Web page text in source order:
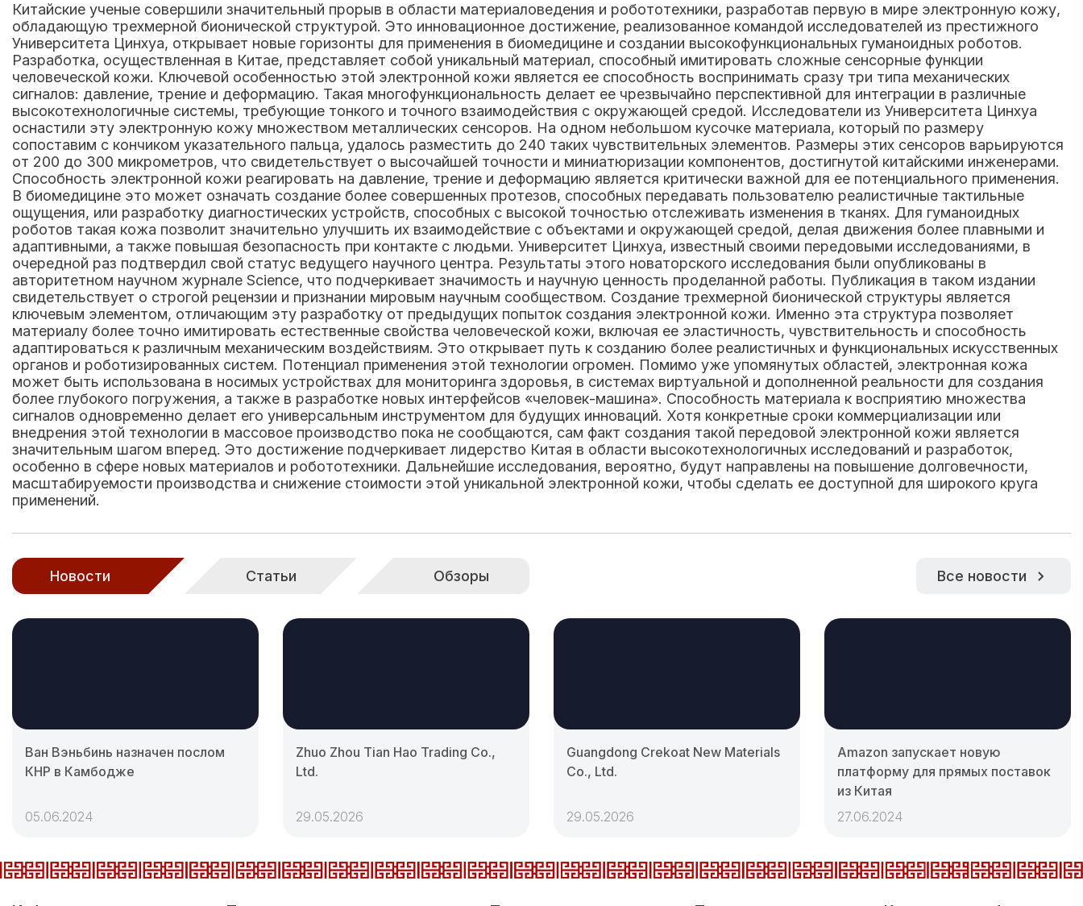
Китайские ученые совершили значительный прорыв в области материаловедения и робототехники, разработав первую в мире электронную кожу,
обладающую трехмерной бионической структурой. Это инновационное достижение, реализованное командой исследователей из престижного
Университета Цинхуа, открывает новые горизонты для применения в биомедицине и создании высокофункциональных гуманоидных роботов.
Разработка, осуществленная в Китае, представляет собой уникальный материал, способный имитировать сложные сенсорные функции
человеческой кожи. Ключевой особенностью этой электронной кожи является ее способность воспринимать сразу три типа механических
сигналов: давление, трение и деформацию. Такая многофункциональность делает ее чрезвычайно перспективной для интеграции в различные
высокотехнологичные системы, требующие тонкого и точного взаимодействия с окружающей средой. Исследователи из Университета Цинхуа
оснастили эту электронную кожу множеством металлических сенсоров. На одном небольшом кусочке материала, который по размеру
сопоставим с кончиком указательного пальца, удалось разместить до 240 таких чувствительных элементов. Размеры этих сенсоров варьируются
от 200 до 300 микрометров, что свидетельствует о высочайшей точности и миниатюризации компонентов, достигнутой китайскими инженерами.
Способность электронной кожи реагировать на давление, трение и деформацию является критически важной для ее потенциального применения.
В биомедицине это может означать создание более совершенных протезов, способных передавать пользователю реалистичные тактильные
ощущения, или разработку диагностических устройств, способных с высокой точностью отслеживать изменения в тканях. Для гуманоидных
роботов такая кожа позволит значительно улучшить их взаимодействие с объектами и окружающей средой, делая движения более плавными и
адаптивными, а также повышая безопасность при контакте с людьми. Университет Цинхуа, известный своими передовыми исследованиями, в
очередной раз подтвердил свой статус ведущего научного центра. Результаты этого новаторского исследования были опубликованы в
авторитетном научном журнале Science, что подчеркивает значимость и научную ценность проделанной работы. Публикация в таком издании
свидетельствует о строгой рецензии и признании мировым научным сообществом. Создание трехмерной бионической структуры является
ключевым элементом, отличающим эту разработку от предыдущих попыток создания электронной кожи. Именно эта структура позволяет
материалу более точно имитировать естественные свойства человеческой кожи, включая ее эластичность, чувствительность и способность
адаптироваться к различным механическим воздействиям. Это открывает путь к созданию более реалистичных и функциональных искусственных
органов и роботизированных систем. Потенциал применения этой технологии огромен. Помимо уже упомянутых областей, электронная кожа
может быть использована в носимых устройствах для мониторинга здоровья, в системах виртуальной и дополненной реальности для создания
более глубокого погружения, а также в разработке новых интерфейсов «человек-машина». Способность материала к восприятию множества
сигналов одновременно делает его универсальным инструментом для будущих инноваций. Хотя конкретные сроки коммерциализации или
внедрения этой технологии в массовое производство пока не сообщаются, сам факт создания такой передовой электронной кожи является
значительным шагом вперед. Это достижение подчеркивает лидерство Китая в области высокотехнологичных исследований и разработок,
особенно в сфере новых материалов и робототехники. Дальнейшие исследования, вероятно, будут направлены на повышение долговечности,
масштабируемости производства и снижение стоимости этой уникальной электронной кожи, чтобы сделать ее доступной для широкого круга
применений.
Новости Статьи Обзоры Все новости
Ван Вэньбинь назначен послом
КНР в Камбодже
05.06.2024
Zhuo Zhou Tian Hao Trading Co.,
Ltd.
29.05.2026
Guangdong Crekoat New Materials
Co., Ltd.
29.05.2026
Amazon запускает новую
платформу для прямых поставок
из Китая
27.06.2024